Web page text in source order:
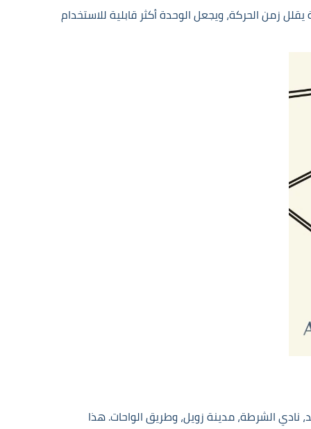
زمن الحركة، ويجعل الوحدة أكثر قابلية للاستخدام
نادي الشرطة، مدينة زويل، وطريق الواحات. هذا